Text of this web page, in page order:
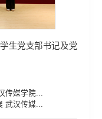
生党支部书记及党
传媒学院...
武汉传媒...